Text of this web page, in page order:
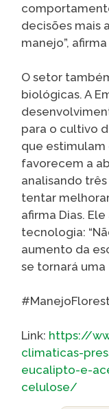
decisões mais
manejo”,
O setor
biológicas. A
para o cultivo
que estimulam
favorecem a
analisando
tentar
afirma Dias.
tecnologia:
aumento da
se tornará uma
Link: https://
climaticas-
eucalipto-e-
celulose/